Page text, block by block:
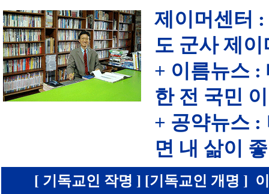
제이머센터
도 군사 제
+ 이름뉴스 :
한 전 국민
+ 공약뉴스 :
면 내 삶이
[ 기독교인 작명 ] [기독교인 개명 ]